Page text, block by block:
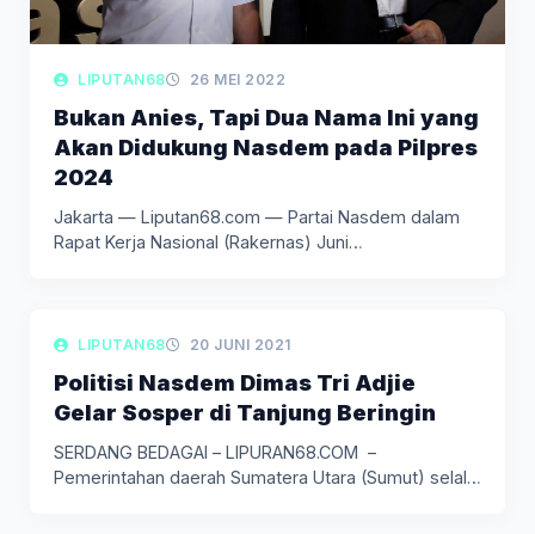
LIPUTAN68 26 MEI 2022
Bukan Anies, Tapi Dua Nama Ini yang
Akan Didukung Nasdem pada Pilpres
2024
Jakarta — Liputan68.com — Partai Nasdem dalam
Rapat Kerja Nasional (Rakernas) Juni…
LIPUTAN SOSIAL
LIPUTAN68 20 JUNI 2021
Politisi Nasdem Dimas Tri Adjie
Gelar Sosper di Tanjung Beringin
SERDANG BEDAGAI – LIPURAN68.COM –
Pemerintahan daerah Sumatera Utara (Sumut) selalu